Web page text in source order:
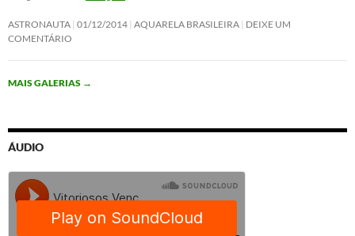
ASTRONAUTA 01/12/2014 AQUARELA BRASILEIRA DEIXE UM
COMENTÁRIO
MAIS GALERIAS →
ÁUDIO